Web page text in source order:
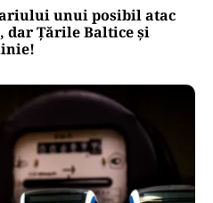
unui posibil atac
dar Țările Baltice și